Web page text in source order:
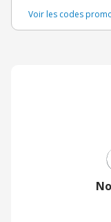
Voir les codes